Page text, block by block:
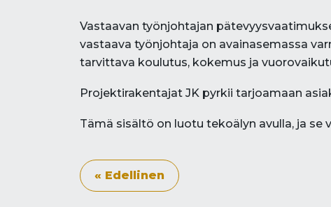
Vastaavan työnjohtajan
vastaava työnjohtaja on avainasemassa
tarvittava koulutus, kokemus ja
Projektirakentajat JK pyrkii tarjoamaan
Tämä sisältö on luotu tekoälyn avulla, ja se
« Edellinen